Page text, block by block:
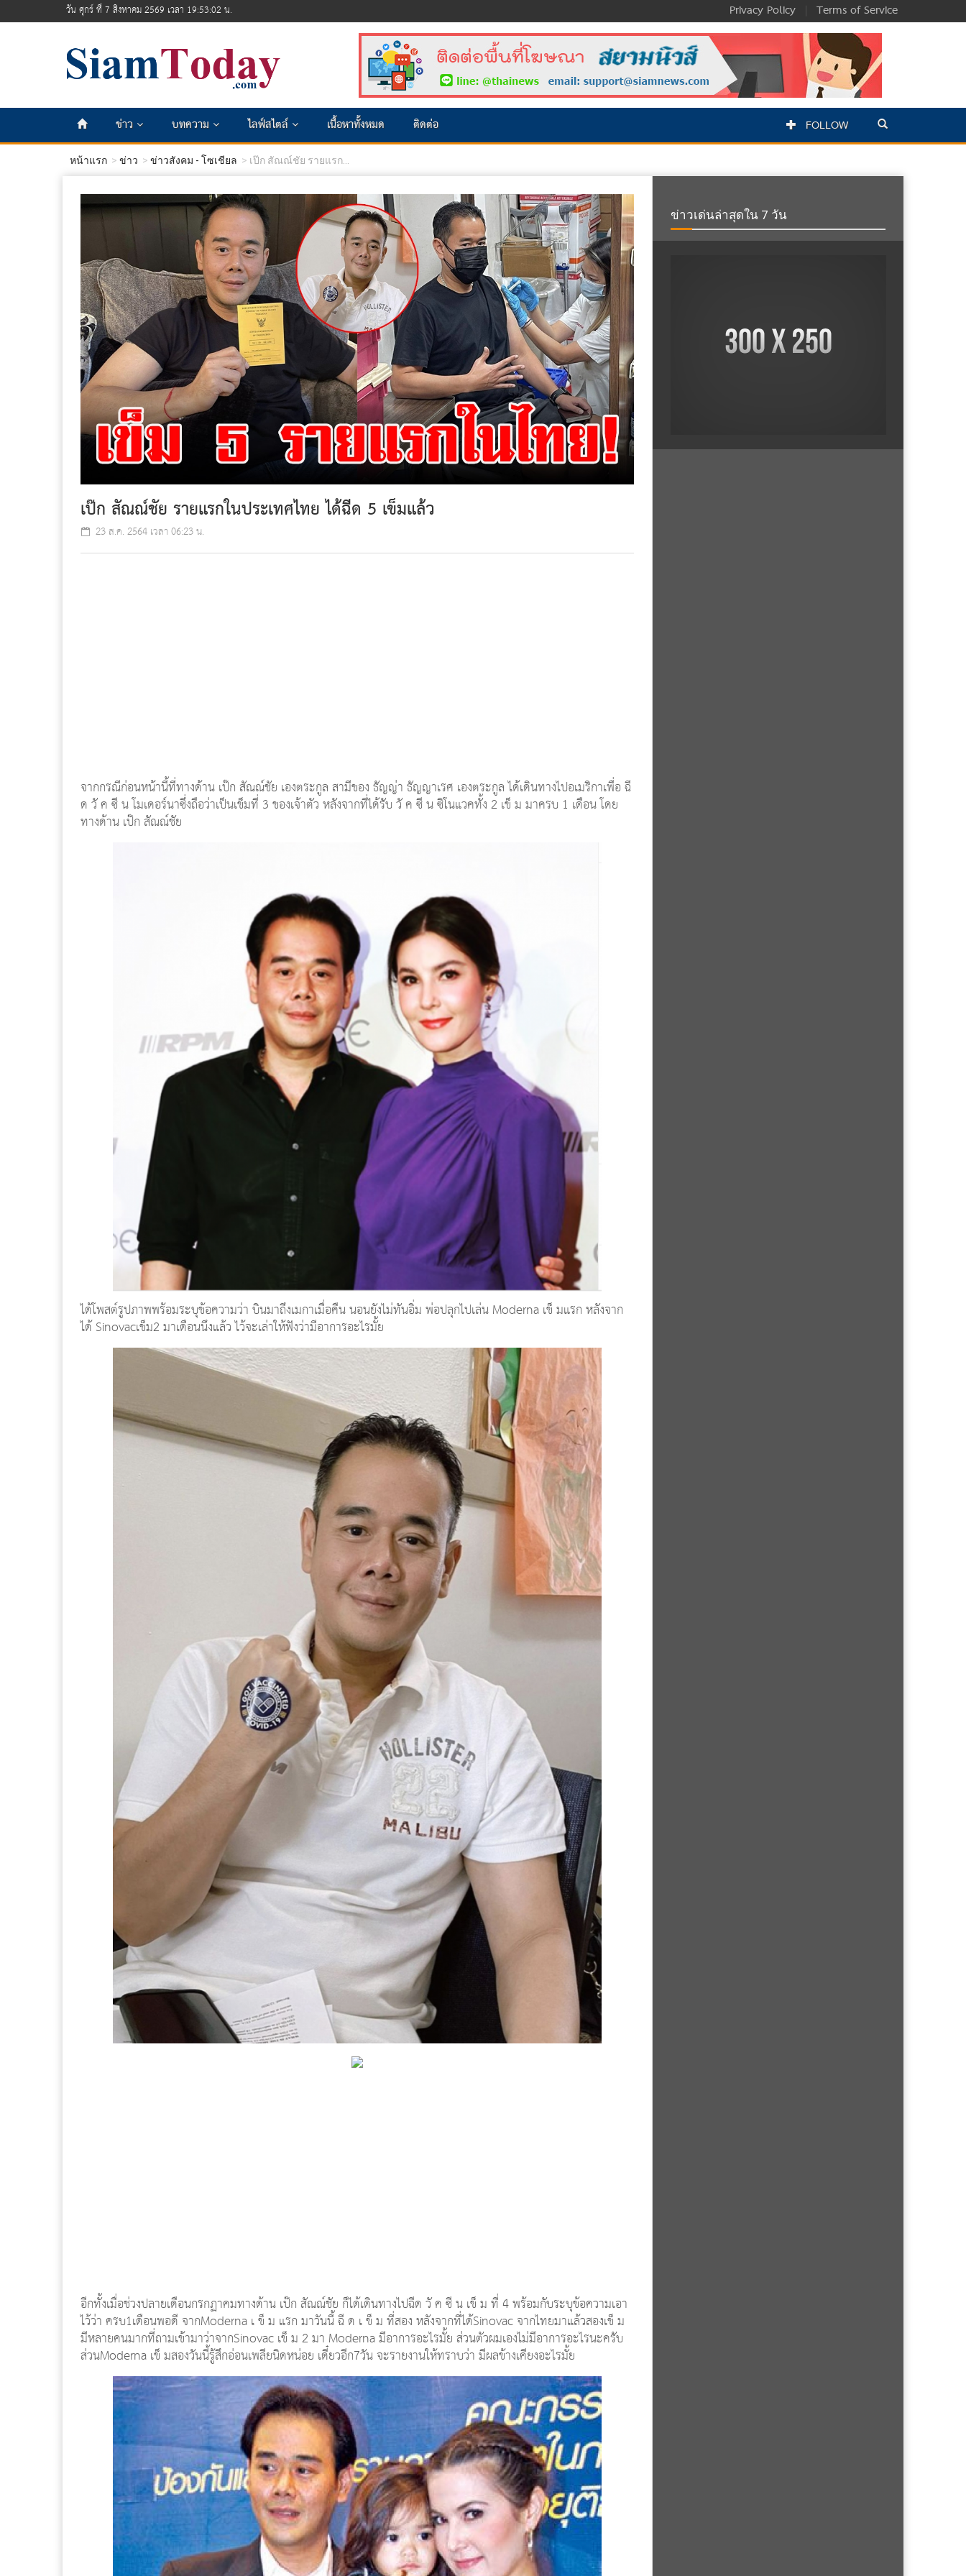
วัน ศุกร์ ที่ 7 สิงหาคม 2569 เวลา 19:53:03 น. Privacy Policy | Terms of Service
ข่าว บทความ ไลฟ์สไตล์ เนื้อหาทั้งหมด ติดต่อ FOLLOW
หน้าแรก ข่าว ข่าวสังคม - โซเชียล เป๊ก สัณณ์ชัย รายแรก...
เป๊ก สัณณ์ชัย รายแรกในประเทศไทย ได้ฉีด 5 เข็มแล้ว
23 ส.ค. 2564 เวลา 06:23 น.
จากกรณีก่อนหน้านี้ที่ทางด้าน เป๊ก สัณณ์ชัย เองตระกูล สามีของ ธัญญ่า ธัญญาเรศ เองตระกูล ได้เดินทางไปอเมริกาเพื่อ ฉี
ด วั ค ซี น โมเดอร์นาซึ่งถือว่าเป็นเข็มที่ 3 ของเจ้าตัว หลังจากที่ได้รับ วั ค ซี น ซิโนแวคทั้ง 2 เข็ ม มาครบ 1 เดือน โดย
ทางด้าน เป๊ก สัณณ์ชัย
ได้โพสต์รูปภาพพร้อมระบุข้อความว่า บินมาถึงเมกาเมื่อคืน นอนยังไม่ทันอิ่ม พ่อปลุกไปเล่น Moderna เข็ มแรก หลังจาก
ได้ Sinovacเข็ม2 มาเดือนนึงแล้ว ไว้จะเล่าให้ฟังว่ามีอาการอะไรมั้ย
อีกทั้งเมื่อช่วงปลายเดือนกรกฏาคมทางด้าน เป๊ก สัณณ์ชัย ก็ได้เดินทางไปฉีด วั ค ซี น เข็ ม ที่ 4 พร้อมกับระบุข้อความเอา
ไว้ว่า ครบ1เดือนพอดี จากModerna เ ข็ ม แรก มาวันนี้ ฉี ด เ ข็ ม ที่สอง หลังจากที่ได้Sinovac จากไทยมาแล้วสองเข็ ม
มีหลายคนมากที่ถามเข้ามาว่าจากSinovac เข็ ม 2 มา Moderna มีอาการอะไรมั้ย ส่วนตัวผมเองไม่มีอาการอะไรนะครับ
ส่วนModerna เข็ มสองวันนี้รู้สึกอ่อนเพลียนิดหน่อย เดี๋ยวอีก7วัน จะรายงานให้ทราบว่า มีผลข้างเคียงอะไรมั้ย
ข่าวเด่นล่าสุดใน 7 วัน